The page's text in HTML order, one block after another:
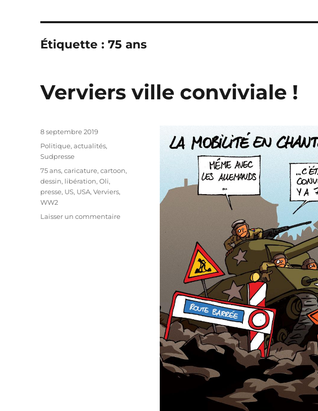
Étiquette :75 ans
Verviers ville conviviale !
Publié
8 septembre 2019
Catégories
Politique, actualités,
Sudpresse
Étiquettes
75 ans,caricature,cartoon,
dessin, libération,Oli,
presse, US, USA,Verviers,
WW2
Laisser un commentairesur